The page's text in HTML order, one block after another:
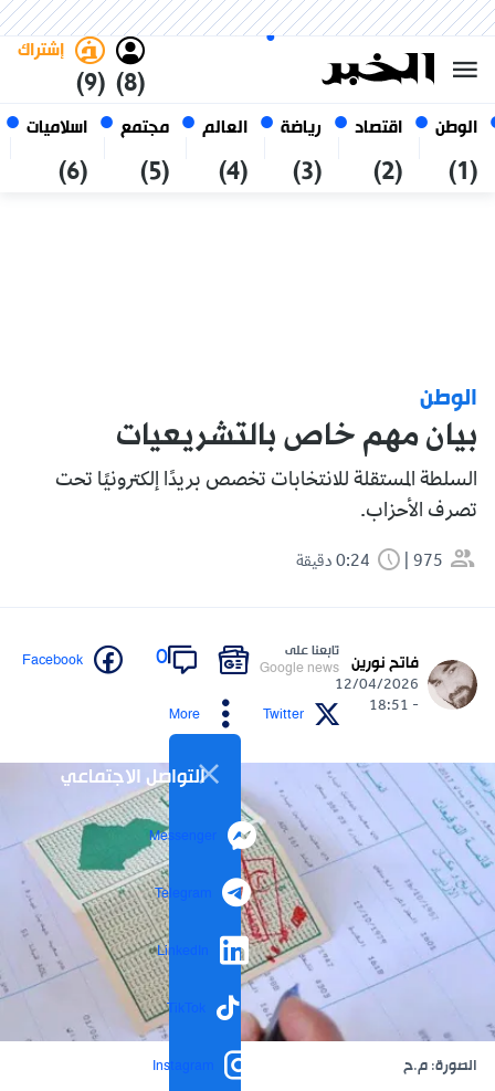
الوطن
(1)
اقتصاد
(2)
رياضة
(3)
العالم
(4)
مجتمع
(5)
اسلاميات
(6)
(8)
إشتراك
(9)
07 أغسطس 2026
الجزائر
الوطن
بيان مهم خاص بالتشريعيات
السلطة المستقلة للانتخابات تخصص بريدًا إلكترونيًا تحت
تصرف الأحزاب.
975
فاتح نورين
12/04/2026
- 18:51
تابعنا على
Google news
0
Facebook
Twitter
More
التواصل الاجتماعي
Messenger
Telegram
LinkedIn
TikTok
Instagram الصورة: م.ح